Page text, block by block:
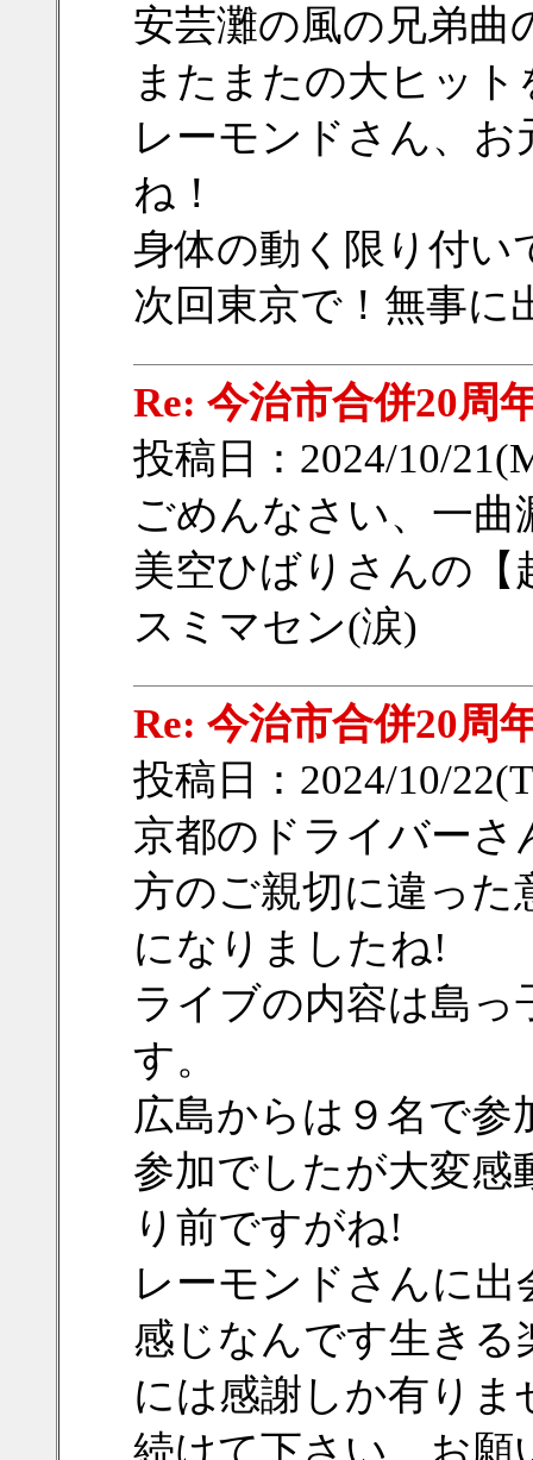
安芸灘の風の兄弟曲
またまたの大ヒッ
レーモンドさん、
ね！
身体の動く限り付い
次回東京で！無事に
Re: 今治市合併20周
投稿日：2024/10/
ごめんなさい、一
美空ひばりさんの【
スミマセン(涙)
Re: 今治市合併20周
投稿日：2024/10/
京都のドライバー
方のご親切に違っ
になりましたね!
ライブの内容は島
す。
広島からは９名で参
参加でしたが大変感
り前ですがね!
レーモンドさんに
感じなんです生き
には感謝しか有り
続けて下さい、お願